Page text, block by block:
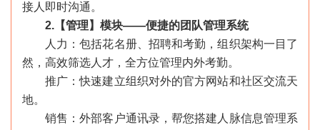
接人即时沟通。
2.【管理】模块——便捷的团队管理系统
人力：包括花名册、招聘和考勤，组织架构一目了
然，高效筛选人才，全方位管理内外考勤。
推广：快速建立组织对外的官方网站和社区交流天
地。
销售：外部客户通讯录，帮您搭建人脉信息管理系